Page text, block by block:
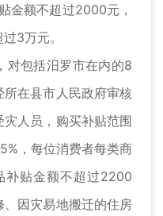
金额不超过2000元，
3万元。
包括汨罗市在内的8
在县市人民政府审核
人员，购买补贴范围
，每位消费者每类商
补贴金额不超过2200
因灾易地搬迁的住房